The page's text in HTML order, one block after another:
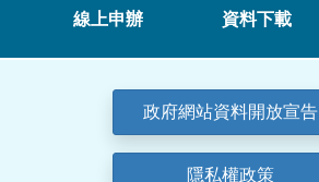
線上申辦 資料下載
政府網站資料開放宣告
隱私權政策